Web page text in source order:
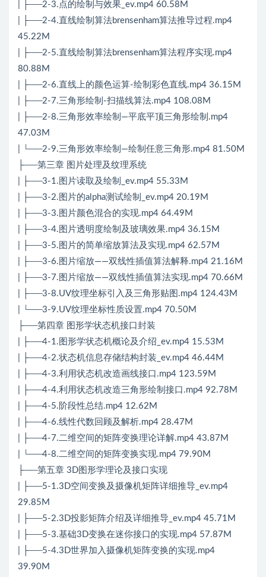
| ├──2-3.点的绘制与效果_ev.mp4 60.58M
| ├──2-4.直线绘制算法brensenham算法推导过程.mp4
45.22M
| ├──2-5.直线绘制算法brensenham算法程序实现.mp4
80.88M
| ├──2-6.直线上的颜色运算-绘制彩色直线.mp4 36.15M
| ├──2-7.三角形绘制-扫描线算法.mp4 108.08M
| ├──2-8.三角形效率绘制—平底平顶三角形绘制.mp4
47.03M
| └──2-9.三角形效率绘制—绘制任意三角形.mp4 81.50M
├──第三章 图片处理及纹理系统
| ├──3-1.图片读取及绘制_ev.mp4 55.33M
| ├──3-2.图片的alpha测试绘制_ev.mp4 20.19M
| ├──3-3.图片颜色混合的实现.mp4 64.49M
| ├──3-4.图片透明度绘制及玻璃效果.mp4 36.15M
| ├──3-5.图片的简单缩放算法及实现.mp4 62.57M
| ├──3-6.图片缩放——双线性插值算法解释.mp4 21.16M
| ├──3-7.图片缩放——双线性插值算法实现.mp4 70.66M
| ├──3-8.UV纹理坐标引入及三角形贴图.mp4 124.43M
| └──3-9.UV纹理坐标性质设置.mp4 70.50M
├──第四章 图形学状态机接口封装
| ├──4-1.图形学状态机概论及介绍_ev.mp4 15.53M
| ├──4-2.状态机信息存储结构封装_ev.mp4 46.44M
| ├──4-3.利用状态机改造画线接口.mp4 123.59M
| ├──4-4.利用状态机改造三角形绘制接口.mp4 92.78M
| ├──4-5.阶段性总结.mp4 12.62M
| ├──4-6.线性代数回顾及解析.mp4 28.47M
| ├──4-7.二维空间的矩阵变换理论详解.mp4 43.87M
| └──4-8.二维空间的矩阵变换实现.mp4 79.90M
├──第五章 3D图形学理论及接口实现
| ├──5-1.3D空间变换及摄像机矩阵详细推导_ev.mp4
29.85M
| ├──5-2.3D投影矩阵介绍及详细推导_ev.mp4 45.71M
| ├──5-3.基础3D变换在迷你接口的实现.mp4 57.87M
| ├──5-4.3D世界加入摄像机矩阵变换的实现.mp4
39.90M